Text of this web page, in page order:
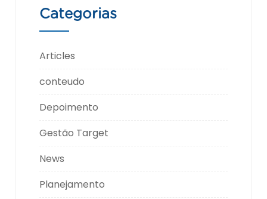
Categorias
Articles
conteudo
Depoimento
Gestão Target
News
Planejamento